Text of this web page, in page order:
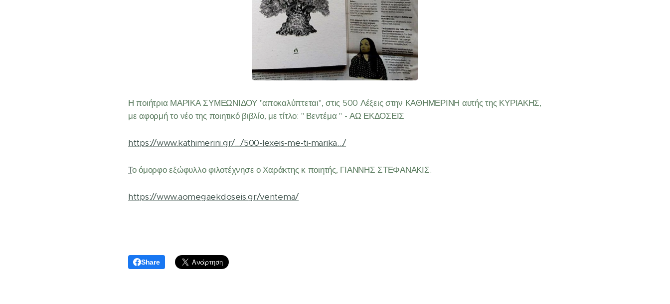
Η ποιήτρια ΜΑΡΙΚΑ ΣΥΜΕΩΝΙΔΟΥ "αποκαλύπτεται", στις 500 Λέξεις στην ΚΑΘΗΜΕΡΙΝΗ αυτής της ΚΥΡΙΑΚΗΣ,
με αφορμή το νέο της ποιητικό βιβλίο, με τίτλο: " Βεντέμα " - ΑΩ ΕΚΔΟΣΕΙΣ
https://www.kathimerini.gr/.../500-lexeis-me-ti-marika.../
Το όμορφο εξώφυλλο φιλοτέχνησε ο Χαράκτης κ ποιητής, ΓΙΑΝΝΗΣ ΣΤΕΦΑΝΑΚΙΣ.
https://www.aomegaekdoseis.gr/ventema/
Share